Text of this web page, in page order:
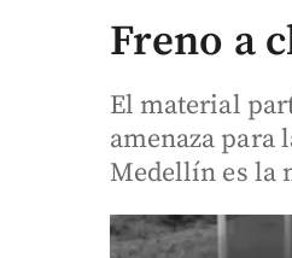
Freno a
El material
amenaza para
Medellín es la